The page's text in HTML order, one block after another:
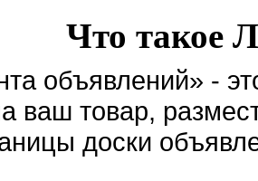
Что такое
объявлений» -
ваш товар,
доски